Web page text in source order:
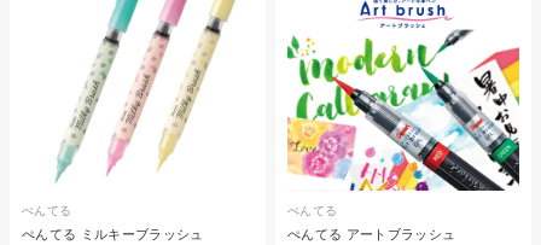
ぺんてる
ぺんてる ミルキーブラッシュ
ぺんてる
ぺんてる アートブラッシュ